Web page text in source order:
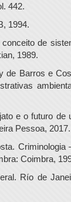
442.
1994.
de
1989.
de Barros e
e o futuro de
Pessoa, 2017.
Criminologia
Coimbra,
Río de